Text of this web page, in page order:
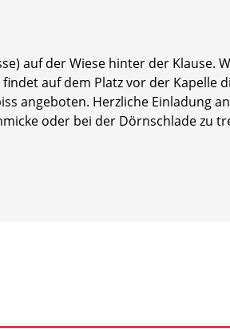
auf der Wiese hinter der Klause.
auf dem Platz vor der Kapelle
angeboten. Herzliche Einladung
oder bei der Dörnschlade zu